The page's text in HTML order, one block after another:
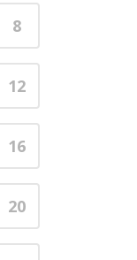
8
12
16
20